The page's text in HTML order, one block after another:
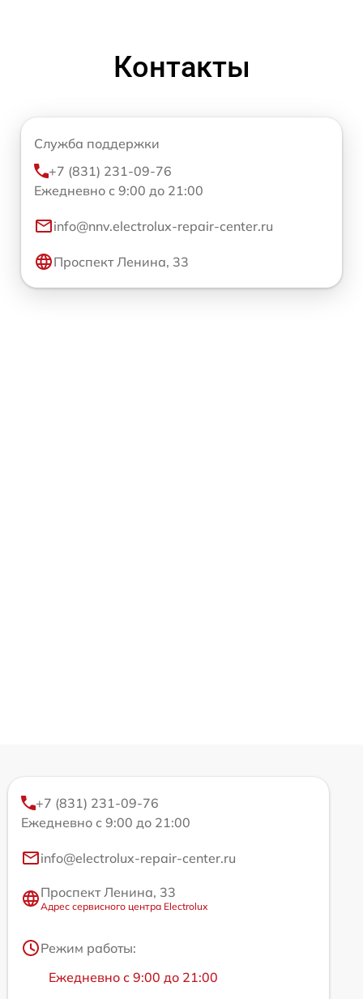
Контакты
Служба поддержки
+7 (831) 231-09-76
Ежедневно с 9:00 до 21:00
info@nnv.electrolux-repair-center.ru
Проспект Ленина, 33
+7 (831) 231-09-76
Ежедневно с 9:00 до 21:00
info@electrolux-repair-center.ru
Проспект Ленина, 33
Адрес сервисного центра Electrolux
Режим работы:
Ежедневно с 9:00 до 21:00